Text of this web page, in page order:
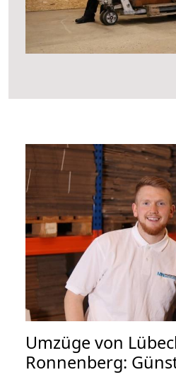
Umzüge von
Ronnenberg: